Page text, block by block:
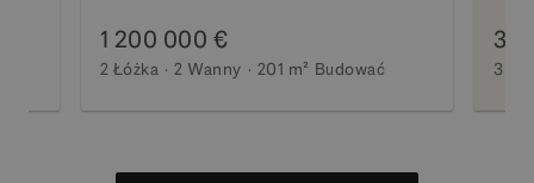
1 200 000 €
2 Łóżka 2 Wanny 201 m² Budować
3
3